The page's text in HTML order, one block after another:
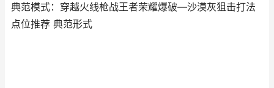
典范模式：穿越火线枪战王者荣耀爆破—沙漠灰狙击打法
点位推荐 典范形式